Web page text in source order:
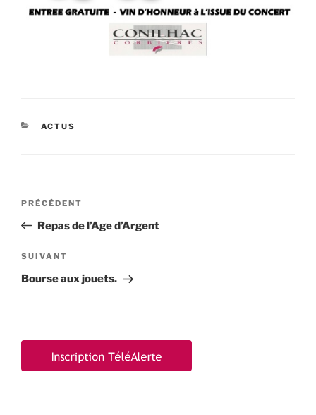
CATÉGORIES
ACTUS
Navigation
l’article
Article
précédent
PRÉCÉDENT
Repas de l’Age d’Argent
Article
suivant
SUIVANT
Bourse aux jouets.